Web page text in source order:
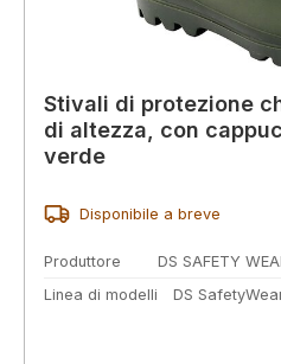
Stivali di protezione
di altezza, con
verde
Disponibile a breve
Produttore
DS SAFETY
Linea di modelli
DS